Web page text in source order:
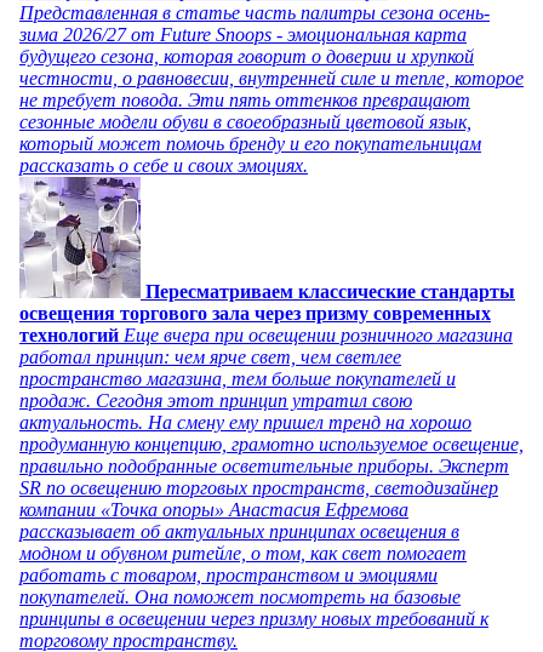
Представленная в статье часть палитры сезона осень-
зима 2026/27 от Future Snoops - эмоциональная карта
будущего сезона, которая говорит о доверии и хрупкой
честности, о равновесии, внутренней силе и тепле, которое
не требует повода. Эти пять оттенков превращают
сезонные модели обуви в своеобразный цветовой язык,
который может помочь бренду и его покупательницам
рассказать о себе и своих эмоциях.
Пересматриваем классические стандарты
освещения торгового зала через призму современных
технологий Еще вчера при освещении розничного магазина
работал принцип: чем ярче свет, чем светлее
пространство магазина, тем больше покупателей и
продаж. Сегодня этот принцип утратил свою
актуальность. На смену ему пришел тренд на хорошо
продуманную концепцию, грамотно используемое освещение,
правильно подобранные осветительные приборы. Эксперт
SR по освещению торговых пространств, светодизайнер
компании «Точка опоры» Анастасия Ефремова
рассказывает об актуальных принципах освещения в
модном и обувном ритейле, о том, как свет помогает
работать с товаром, пространством и эмоциями
покупателей. Она поможет посмотреть на базовые
принципы в освещении через призму новых требований к
торговому пространству.